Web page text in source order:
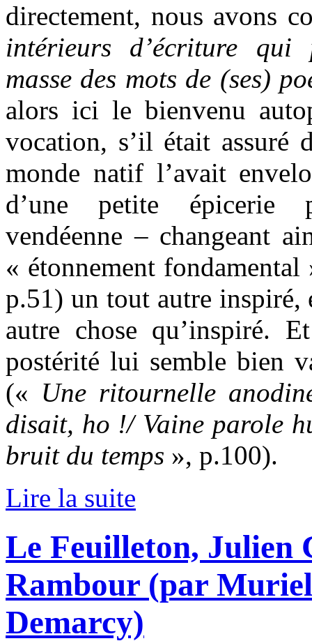
directement, nous avons
intérieurs d’écriture
masse des mots de (ses)
alors ici le bienvenu
vocation, s’il était assuré
monde natif l’avait
d’une petite épicerie
vendéenne – changeant
« étonnement
p.51) un tout autre inspiré,
autre chose qu’inspiré.
postérité lui semble bien
(« Une ritournelle
disait, ho !/ Vaine parole
bruit du temps », p.100).
Lire la suite
Le Feuilleton, Julien
Rambour (par
Demarcy)